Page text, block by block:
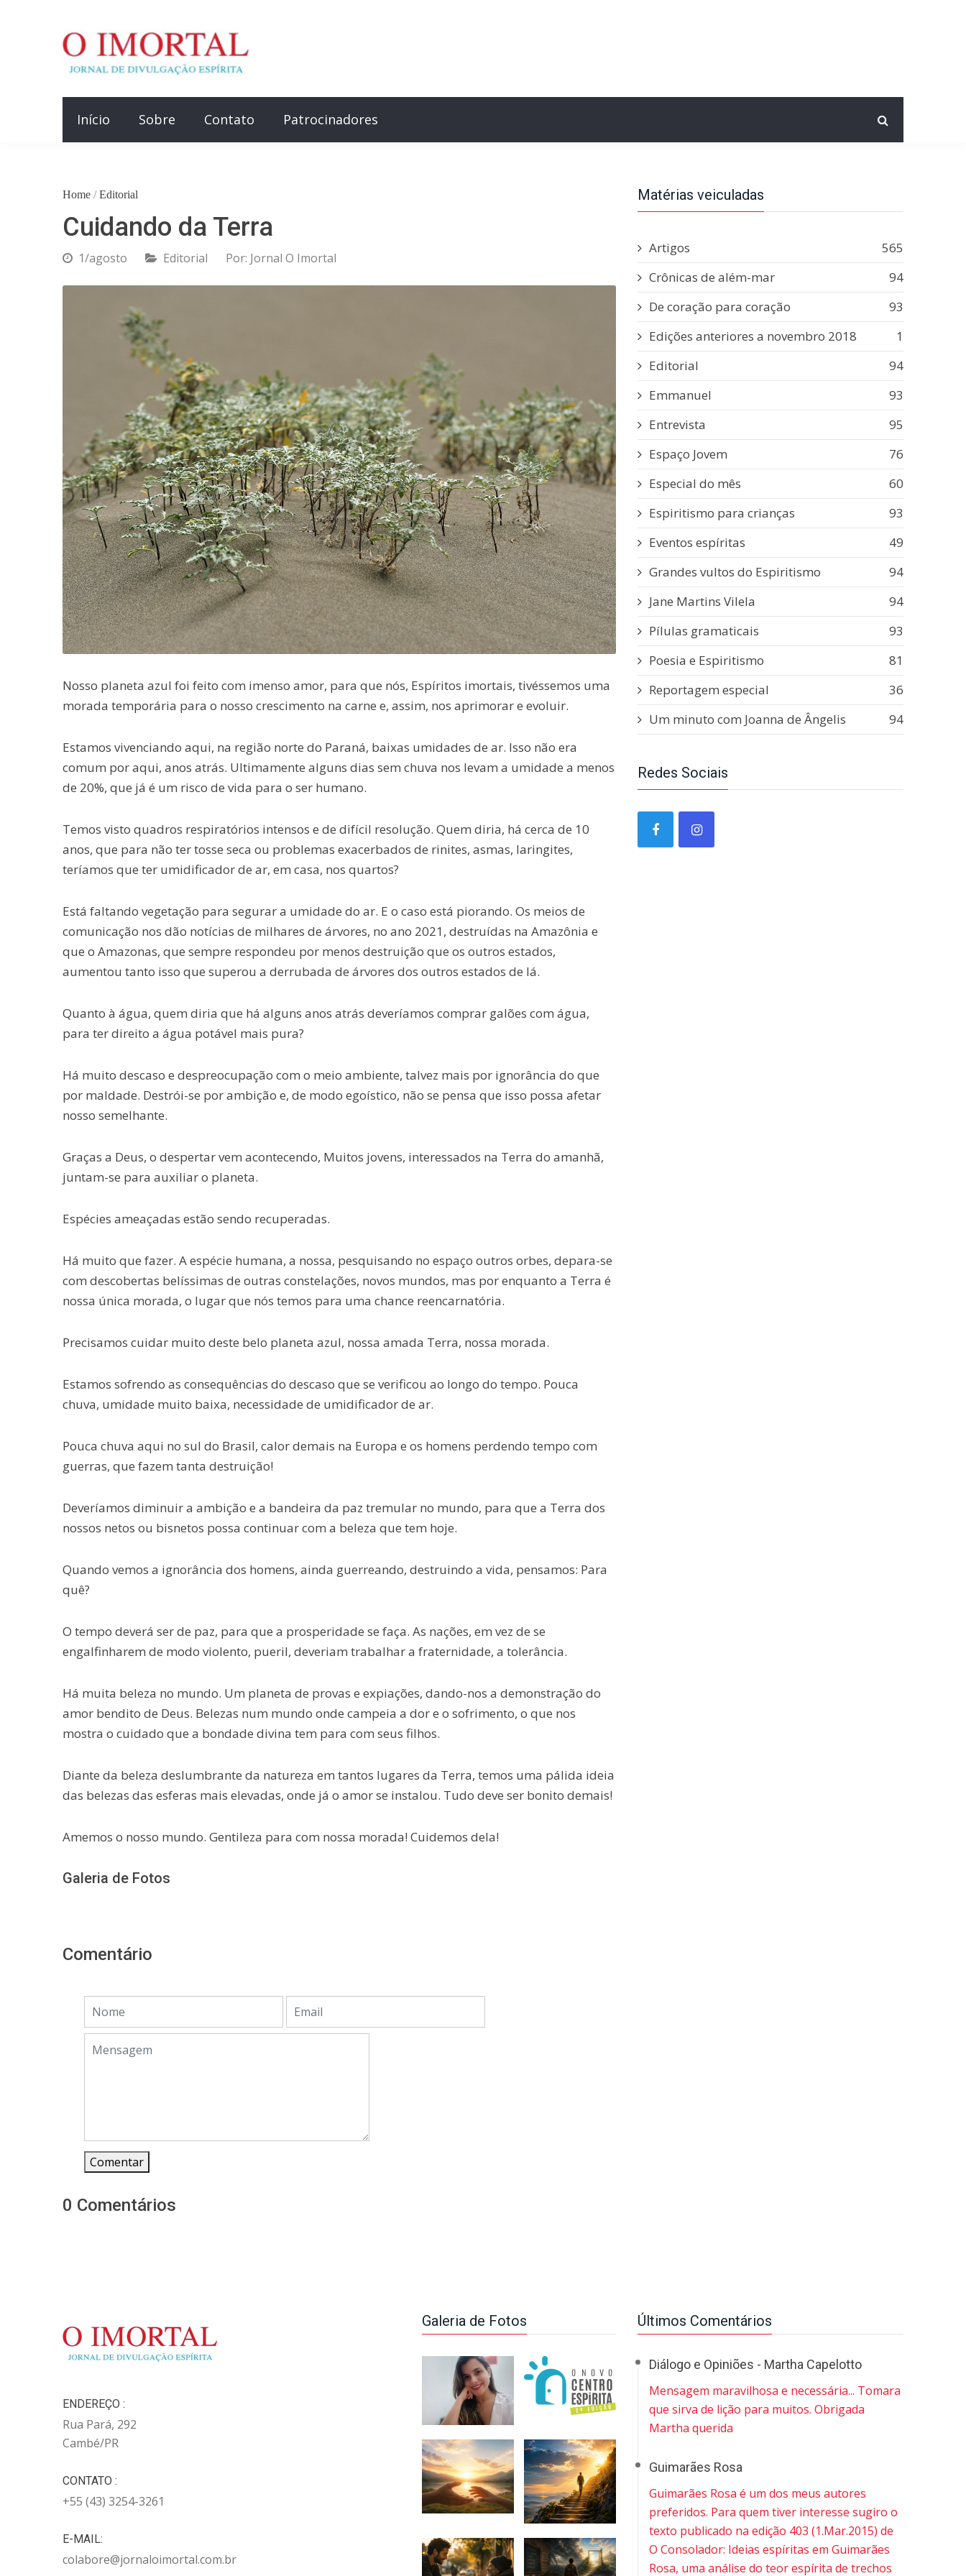
Início Sobre Contato Patrocinadores
Home / Editorial
Cuidando da Terra
1/agosto Editorial Por: Jornal O Imortal
Nosso planeta azul foi feito com imenso amor, para que nós, Espíritos imortais, tivéssemos uma
morada temporária para o nosso crescimento na carne e, assim, nos aprimorar e evoluir.
Estamos vivenciando aqui, na região norte do Paraná, baixas umidades de ar. Isso não era
comum por aqui, anos atrás. Ultimamente alguns dias sem chuva nos levam a umidade a menos
de 20%, que já é um risco de vida para o ser humano.
Temos visto quadros respiratórios intensos e de difícil resolução. Quem diria, há cerca de 10
anos, que para não ter tosse seca ou problemas exacerbados de rinites, asmas, laringites,
teríamos que ter umidificador de ar, em casa, nos quartos?
Está faltando vegetação para segurar a umidade do ar. E o caso está piorando. Os meios de
comunicação nos dão notícias de milhares de árvores, no ano 2021, destruídas na Amazônia e
que o Amazonas, que sempre respondeu por menos destruição que os outros estados,
aumentou tanto isso que superou a derrubada de árvores dos outros estados de lá.
Quanto à água, quem diria que há alguns anos atrás deveríamos comprar galões com água,
para ter direito a água potável mais pura?
Há muito descaso e despreocupação com o meio ambiente, talvez mais por ignorância do que
por maldade. Destrói-se por ambição e, de modo egoístico, não se pensa que isso possa afetar
nosso semelhante.
Graças a Deus, o despertar vem acontecendo, Muitos jovens, interessados na Terra do amanhã,
juntam-se para auxiliar o planeta.
Espécies ameaçadas estão sendo recuperadas.
Há muito que fazer. A espécie humana, a nossa, pesquisando no espaço outros orbes, depara-se
com descobertas belíssimas de outras constelações, novos mundos, mas por enquanto a Terra é
nossa única morada, o lugar que nós temos para uma chance reencarnatória.
Precisamos cuidar muito deste belo planeta azul, nossa amada Terra, nossa morada.
Estamos sofrendo as consequências do descaso que se verificou ao longo do tempo. Pouca
chuva, umidade muito baixa, necessidade de umidificador de ar.
Pouca chuva aqui no sul do Brasil, calor demais na Europa e os homens perdendo tempo com
guerras, que fazem tanta destruição!
Deveríamos diminuir a ambição e a bandeira da paz tremular no mundo, para que a Terra dos
nossos netos ou bisnetos possa continuar com a beleza que tem hoje.
Quando vemos a ignorância dos homens, ainda guerreando, destruindo a vida, pensamos: Para
quê?
O tempo deverá ser de paz, para que a prosperidade se faça. As nações, em vez de se
engalfinharem de modo violento, pueril, deveriam trabalhar a fraternidade, a tolerância.
Há muita beleza no mundo. Um planeta de provas e expiações, dando-nos a demonstração do
amor bendito de Deus. Belezas num mundo onde campeia a dor e o sofrimento, o que nos
mostra o cuidado que a bondade divina tem para com seus filhos.
Diante da beleza deslumbrante da natureza em tantos lugares da Terra, temos uma pálida ideia
das belezas das esferas mais elevadas, onde já o amor se instalou. Tudo deve ser bonito demais!
Amemos o nosso mundo. Gentileza para com nossa morada! Cuidemos dela!
Galeria de Fotos
Comentário
Comentar
0 Comentários
Matérias veiculadas
Artigos
565
Crônicas de além-mar
94
De coração para coração
93
Edições anteriores a novembro 2018
1
Editorial
94
Emmanuel
93
Entrevista
95
Espaço Jovem
76
Especial do mês
60
Espiritismo para crianças
93
Eventos espíritas
49
Grandes vultos do Espiritismo
94
Jane Martins Vilela
94
Pílulas gramaticais
93
Poesia e Espiritismo
81
Reportagem especial
36
Um minuto com Joanna de Ângelis
94
Redes Sociais
ENDEREÇO :
Rua Pará, 292
Cambé/PR
CONTATO :
+55 (43) 3254-3261
E-MAIL:
colabore@jornaloimortal.com.br
Galeria de Fotos Últimos Comentários
Diálogo e Opiniões - Martha Capelotto
Mensagem maravilhosa e necessária... Tomara
que sirva de lição para muitos. Obrigada
Martha querida
Guimarães Rosa
Guimarães Rosa é um dos meus autores
preferidos. Para quem tiver interesse sugiro o
texto publicado na edição 403 (1.Mar.2015) de
O Consolador: Ideias espíritas em Guimarães
Rosa, uma análise do teor espírita de trechos